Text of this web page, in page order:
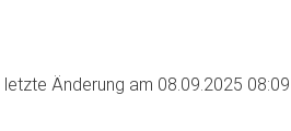
letzte Änderung am 08.09.2025 08:09